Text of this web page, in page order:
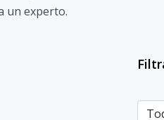
un experto.